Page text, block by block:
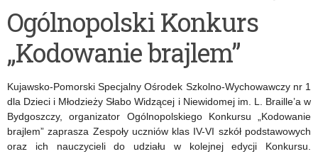
Ogólnopolski Konkurs
„Kodowanie brajlem”
Kujawsko-Pomorski Specjalny Ośrodek Szkolno-Wychowawczy nr 1
dla Dzieci i Młodzieży Słabo Widzącej i Niewidomej im. L. Braille’a w
Bydgoszczy, organizator Ogólnopolskiego Konkursu „Kodowanie
brajlem” zaprasza Zespoły uczniów klas IV-VI szkół podstawowych
oraz ich nauczycieli do udziału w kolejnej edycji Konkursu.
do
konkursu
Szkole
edycja
programu
Złote
Szkoły
NBP